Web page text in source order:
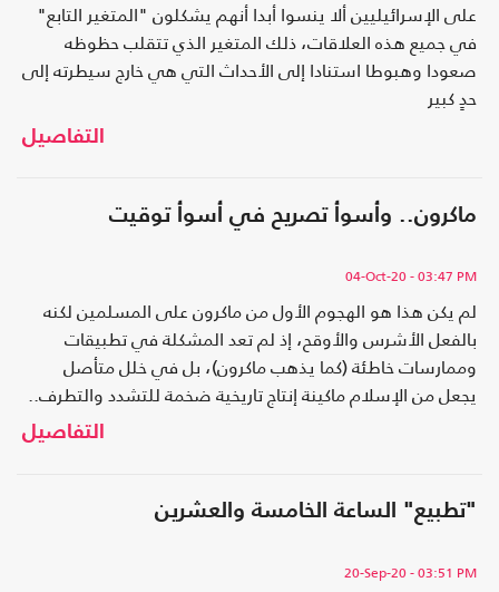
على الإسرائيليين ألا ينسوا أبدا أنهم يشكلون "المتغير التابع"
في جميع هذه العلاقات، ذلك المتغير الذي تتقلب حظوظه
صعودا وهبوطا استنادا إلى الأحداث التي هي خارج سيطرته إلى
حدٍ كبير
التفاصيل
ماكرون.. وأسوأ تصريح في أسوأ توقيت
04-Oct-20- 03:47 PM
لم يكن هذا هو الهجوم الأول من ماكرون على المسلمين لكنه
بالفعل الأشرس والأوقح، إذ لم تعد المشكلة في تطبيقات
وممارسات خاطئة (كما يذهب ماكرون)، بل في خلل متأصل
يجعل من الإسلام ماكينة إنتاج تاريخية ضخمة للتشدد والتطرف..
التفاصيل
"تطبيع" الساعة الخامسة والعشرين
20-Sep-20- 03:51 PM